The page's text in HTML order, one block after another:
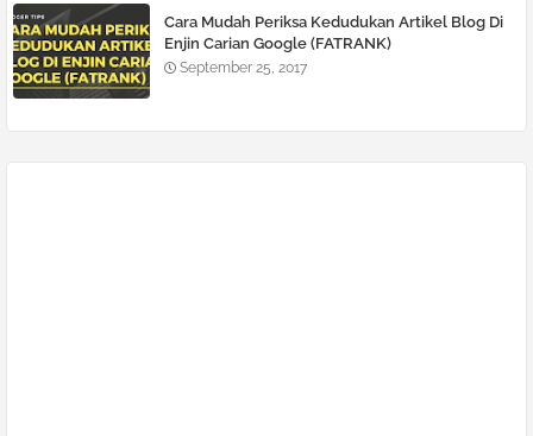
Cara Mudah Periksa Kedudukan Artikel Blog Di
Enjin Carian Google (FATRANK)
September 25, 2017